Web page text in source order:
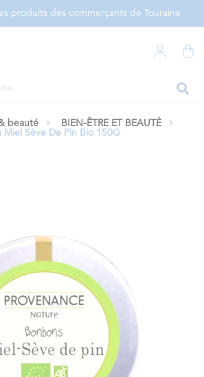
produits des commerçants de Touraine
beauté
BIEN-ÊTRE ET BEAUTÉ
Miel Sève De Pin Bio 150G